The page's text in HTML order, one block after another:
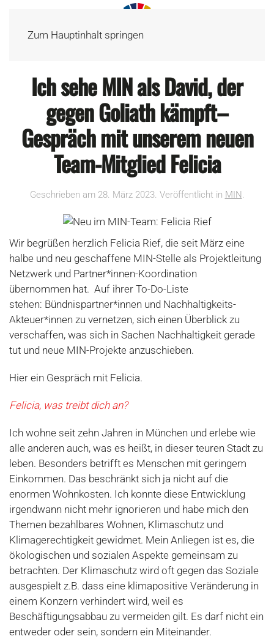
Zum Hauptinhalt springen
Ich sehe MIN als David, der
gegen Goliath kämpft–
Gespräch mit unserem neuen
Team-Mitglied Felicia
Geschrieben am 28. März 2023. Veröffentlicht in MIN.
Wir begrüßen herzlich Felicia Rief, die seit März eine
halbe und neu geschaffene MIN-Stelle als Projektleitung
Netzwerk und Partner*innen-Koordination
übernommen hat. Auf ihrer To-Do-Liste
stehen: Bündnispartner*innen und Nachhaltigkeits-
Akteuer*innen zu vernetzen, sich einen Überblick zu
verschaffen, was sich in Sachen Nachhaltigkeit gerade
tut und neue MIN-Projekte anzuschieben.
Hier ein Gespräch mit Felicia.
Felicia, was treibt dich an?
Ich wohne seit zehn Jahren in München und erlebe wie
alle anderen auch, was es heißt, in dieser teuren Stadt zu
leben. Besonders betrifft es Menschen mit geringem
Einkommen. Das beschränkt sich ja nicht auf die
enormen Wohnkosten. Ich konnte diese Entwicklung
irgendwann nicht mehr ignorieren und habe mich den
Themen bezahlbares Wohnen, Klimaschutz und
Klimagerechtigkeit gewidmet. Mein Anliegen ist es, die
ökologischen und sozialen Aspekte gemeinsam zu
betrachten. Der Klimaschutz wird oft gegen das Soziale
ausgespielt z.B. dass eine klimapositive Veränderung in
einem Konzern verhindert wird, weil es
Beschäftigungsabbau zu vermeiden gilt. Es darf nicht ein
entweder oder sein, sondern ein Miteinander.